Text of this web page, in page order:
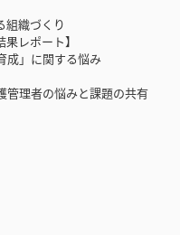
織づくり
レポート】
成」に関する悩み
理者の悩みと課題の共有